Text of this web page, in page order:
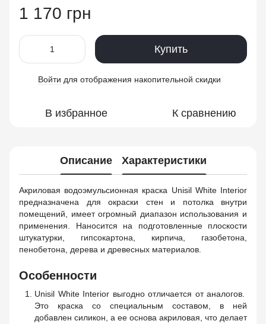
1 170 грн
Купить
Войти для отображения накопительной скидки
В избранное К сравнению
Описание Характеристики
Акриловая водоэмульсионная краска Unisil White Interior
предназначена для окраски стен и потолка внутри
помещений, имеет огромный диапазон использования и
применения. Наносится на подготовленные плоскости
штукатурки, гипсокартона, кирпича, газобетона,
пенобетона, дерева и древесных материалов.
Особенности
Unisil White Interior выгодно отличается от аналогов.
Это краска со специальным составом, в ней
добавлен силикон, а ее основа акриловая, что делает